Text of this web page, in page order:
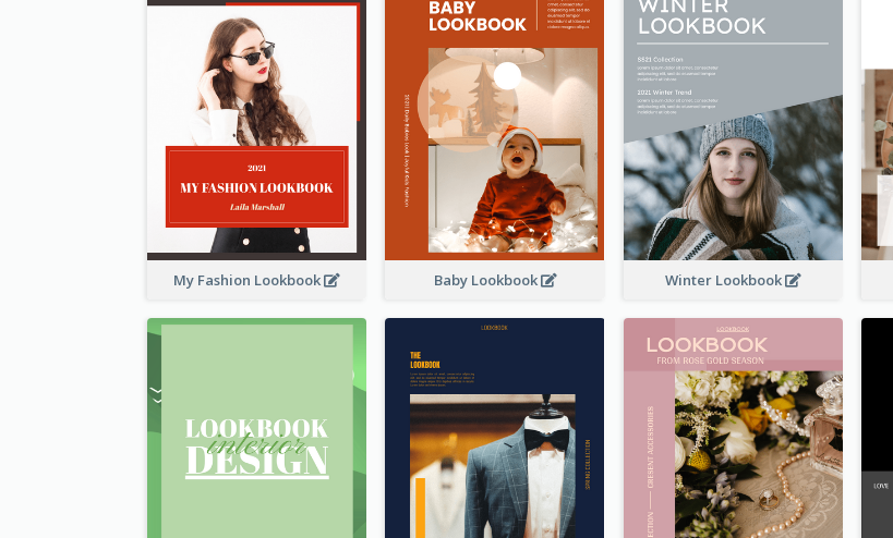
My Fashion Lookbook Baby Lookbook Winter Lookbook